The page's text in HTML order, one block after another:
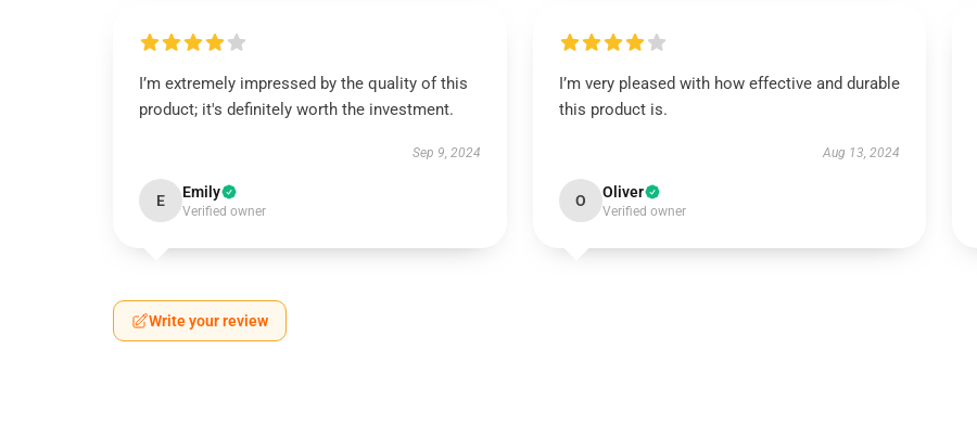
I’m extremely impressed by the quality of this
product; it's definitely worth the investment.
Sep 9, 2024
E Emily
Verified owner
I’m very pleased with how effective and durable
this product is.
Aug 13, 2024
O Oliver
Verified owner
Write your review